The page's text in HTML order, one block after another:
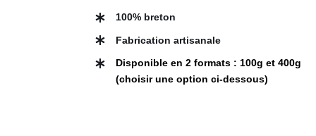
100% breton
Fabrication artisanale
Disponible en 2 formats : 100g et 400g
(choisir une option ci-dessous)